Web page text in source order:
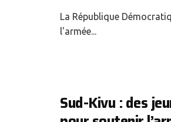
La République
l'armée...
Sud-Kivu : des